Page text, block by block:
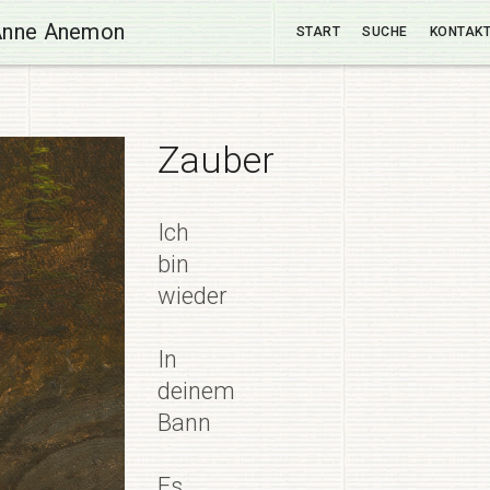
Anemon START SUCHE KONTAKT
Zauber
Ich
bin
wieder
In
deinem
Bann